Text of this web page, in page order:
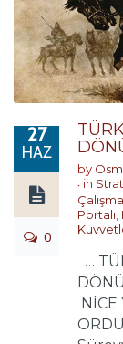
27
HAZ
0
by
in
Portalı
…
NİCE